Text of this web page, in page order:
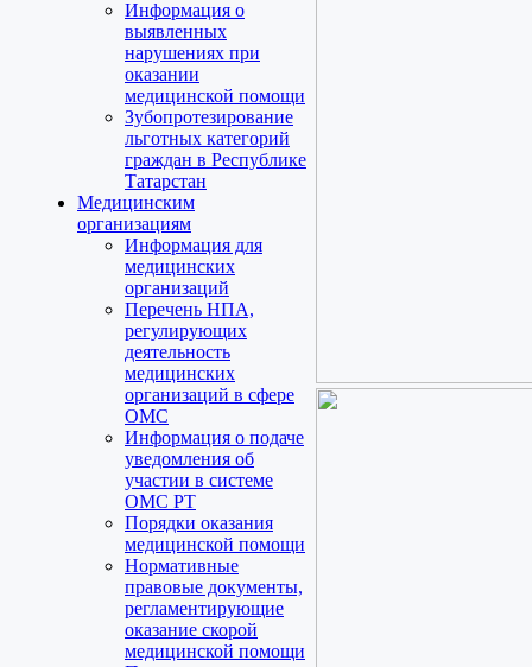
Информация о
выявленных
нарушениях при
оказании
медицинской помощи
Зубопротезирование
льготных категорий
граждан в Республике
Татарстан
Медицинским
организациям
Информация для
медицинских
организаций
Перечень НПА,
регулирующих
деятельность
медицинских
организаций в сфере
ОМС
Информация о подаче
уведомления об
участии в системе
ОМС РТ
Порядки оказания
медицинской помощи
Нормативные
правовые документы,
регламентирующие
оказание скорой
медицинской помощи